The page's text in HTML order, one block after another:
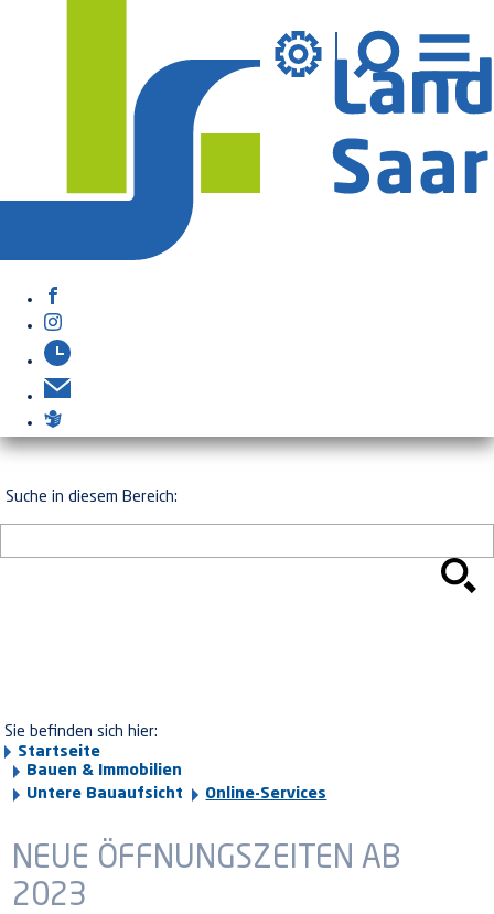
Suche in diesem Bereich:
Sie befinden sich hier:
Startseite
Bauen & Immobilien
Untere Bauaufsicht
Online-Services
NEUE ÖFFNUNGSZEITEN AB
2023